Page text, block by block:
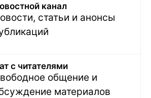
канал
статьи и анонсы
с читателями
общение и
материалов